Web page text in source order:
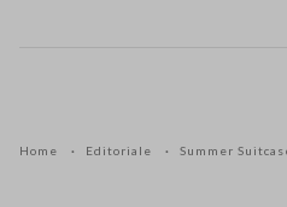
Home Editoriale Summer